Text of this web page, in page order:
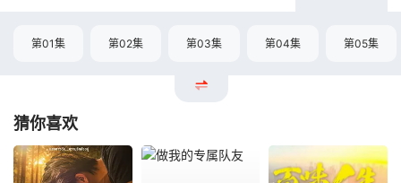
第01集 第02集 第03集 第04集 第05集
猜你喜欢